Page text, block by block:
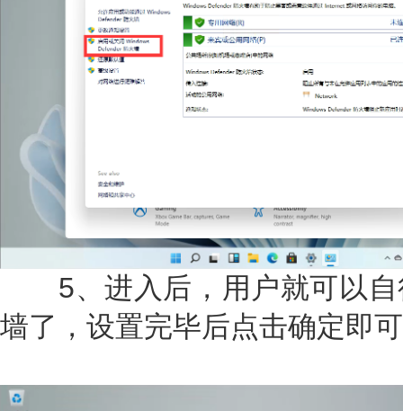
5、进入后，用户就可以自
墙了，设置完毕后点击确定即